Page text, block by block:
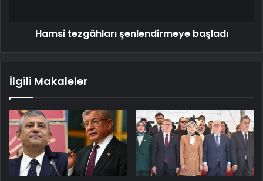
Hamsi tezgâhları şenlendirmeye başladı
İlgili Makaleler